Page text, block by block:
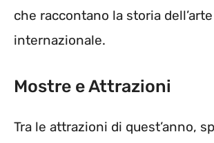
che raccontano la storia
internazionale.
Mostre e Attrazioni
Tra le attrazioni di quest’anno,